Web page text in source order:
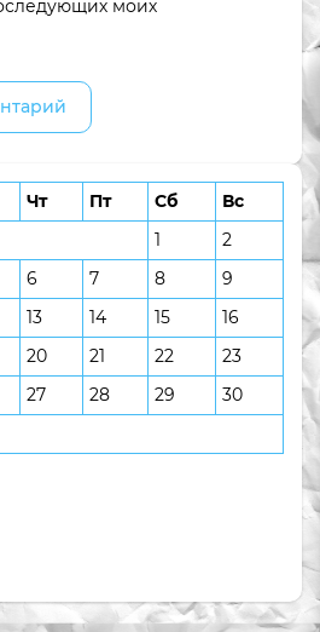
моих
Чт Пт Сб
Вс
1
2
6 7 8
9
13 14 15
16
20 21 22
23
27 28 29
30